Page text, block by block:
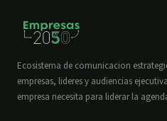
Ecosistema de comunicacion
empresas, lideres y audiencias
empresa necesita para liderar la